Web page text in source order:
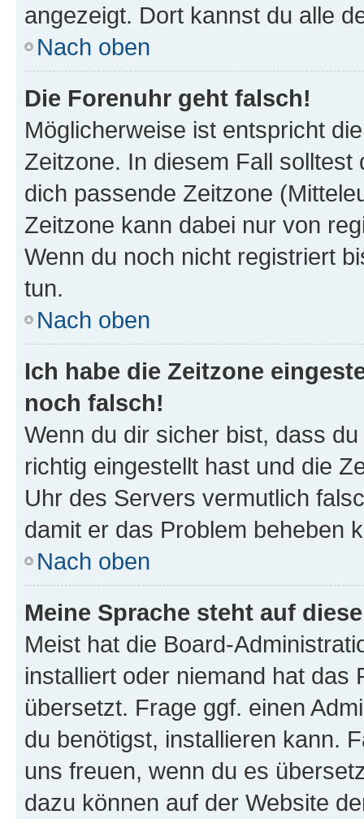
angezeigt. Dort kannst du alle
Nach oben
Die Forenuhr geht falsch!
Möglicherweise ist entspricht
Zeitzone. In diesem Fall solltest
dich passende Zeitzone
Zeitzone kann dabei nur von
Wenn du noch nicht registriert
tun.
Nach oben
Ich habe die Zeitzone
noch falsch!
Wenn du dir sicher bist, dass
richtig eingestellt hast und die
Uhr des Servers vermutlich
damit er das Problem beheben
Nach oben
Meine Sprache steht auf
Meist hat die Board-
installiert oder niemand hat das
übersetzt. Frage ggf. einen
du benötigst, installieren kann.
uns freuen, wenn du es
dazu können auf der Website